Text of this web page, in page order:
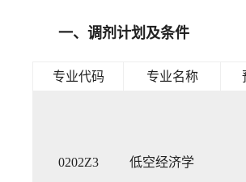
一、调剂计划及条件
专业代码 专业名称
0202Z3 低空经济学